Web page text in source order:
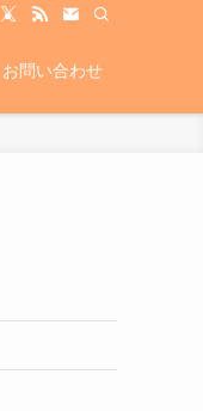
お問い合わせ